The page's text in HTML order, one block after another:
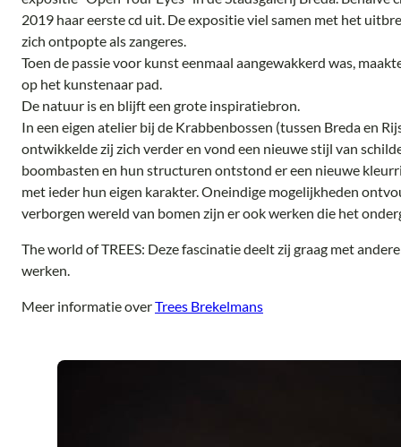
2019 haar eerste cd uit. De expositie viel samen met het
zich ontpopte als zangeres.
Toen de passie voor kunst eenmaal aangewakkerd was,
op het kunstenaar pad.
De natuur is en blijft een grote inspiratiebron.
In een eigen atelier bij de Krabbenbossen (tussen Breda en
ontwikkelde zij zich verder en vond een nieuwe stijl van
boombasten en hun structuren ontstond er een nieuwe
met ieder hun eigen karakter. Oneindige mogelijkheden
verborgen wereld van bomen zijn er ook werken die het
The world of TREES: Deze fascinatie deelt zij graag met
werken.
Meer informatie overTrees Brekelmans